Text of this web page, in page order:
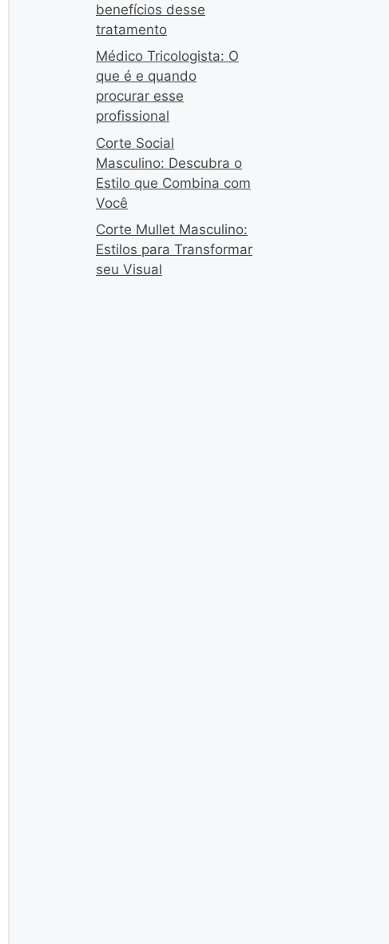
benefícios desse
tratamento
Médico Tricologista: O
que é e quando
procurar esse
profissional
Corte Social
Masculino: Descubra o
Estilo que Combina com
Você
Corte Mullet Masculino:
Estilos para Transformar
seu Visual